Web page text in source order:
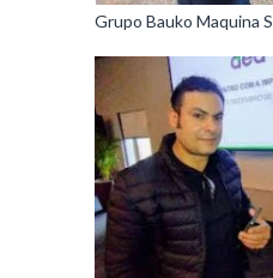
Grupo Bauko Maquina